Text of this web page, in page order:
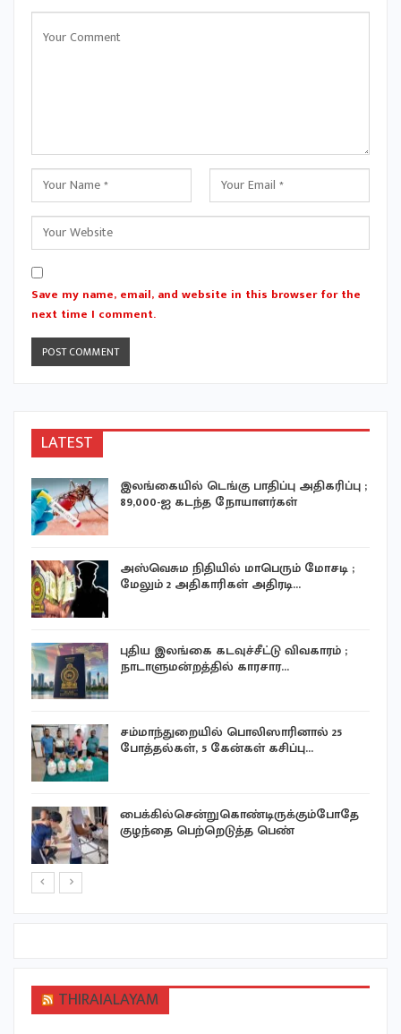
Save my name, email, and website in this browser for the
next time I comment.
LATEST
இலங்கையில் டெங்கு பாதிப்பு அதிகரிப்பு ;
89,000-ஐ கடந்த நோயாளர்கள்
அஸ்வெசும நிதியில் மாபெரும் மோசடி ;
மேலும் 2 அதிகாரிகள் அதிரடி…
புதிய இலங்கை கடவுச்சீட்டு விவகாரம் ;
நாடாளுமன்றத்தில் காரசார…
சம்மாந்துறையில் பொலிஸாரினால் 25
போத்தல்கள், 5 கேன்கள் கசிப்பு…
பைக்கில்சென்றுகொண்டிருக்கும்போதே
குழந்தை பெற்றெடுத்த பெண்
THIRAIALAYAM